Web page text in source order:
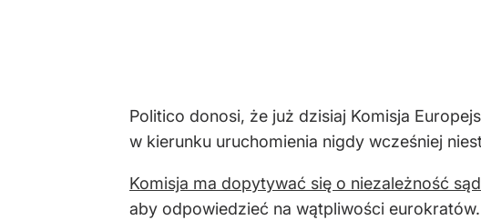
Politico donosi, że już dzisiaj Komisja
w kierunku uruchomienia nigdy wcześniej
Komisja ma dopytywać się o niezależność
aby odpowiedzieć na wątpliwości eurokratów.